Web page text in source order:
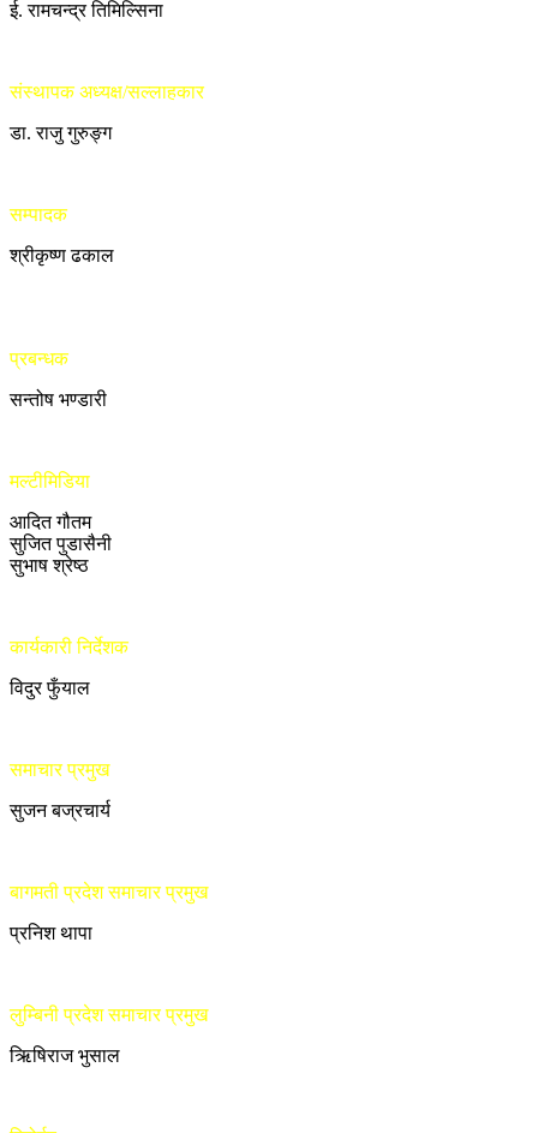
ई. रामचन्द्र तिमिल्सिना
संस्थापक अध्यक्ष/सल्लाहकार
डा. राजु गुरुङ्ग
सम्पादक
श्रीकृष्ण ढकाल
प्रबन्धक
सन्तोष भण्डारी
मल्टीमिडिया
आदित गौतम
सुजित पुडासैनी
सुभाष श्रेष्ठ
कार्यकारी निर्देशक
विदुर फुँयाल
समाचार प्रमुख
सुजन बज्रचार्य
बागमती प्रदेश समाचार प्रमुख
प्रनिश थापा
लुम्बिनी प्रदेश समाचार प्रमुख
ऋिषिराज भुसाल